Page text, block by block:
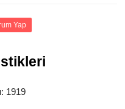
Yap
: 1919